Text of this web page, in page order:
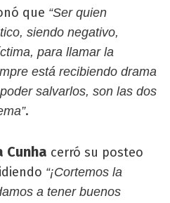
que “Ser quien
siendo negativo,
para llamar la
está recibiendo drama
salvarlos, son las dos
.
Cunha cerró su posteo
“¡Cortemos la
a tener buenos